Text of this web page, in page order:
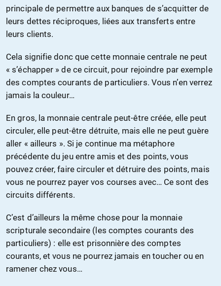
principale de permettre aux banques de s’acquitter de
leurs dettes réciproques, liées aux transferts entre
leurs clients.
Cela signifie donc que cette monnaie centrale ne peut
« s’échapper » de ce circuit, pour rejoindre par exemple
des comptes courants de particuliers. Vous n’en verrez
jamais la couleur…
En gros, la monnaie centrale peut-être créée, elle peut
circuler, elle peut-être détruite, mais elle ne peut guère
aller « ailleurs ». Si je continue ma métaphore
précédente du jeu entre amis et des points, vous
pouvez créer, faire circuler et détruire des points, mais
vous ne pourrez payer vos courses avec… Ce sont des
circuits différents.
C’est d’ailleurs la même chose pour la monnaie
scripturale secondaire (les comptes courants des
particuliers) : elle est prisonnière des comptes
courants, et vous ne pourrez jamais en toucher ou en
ramener chez vous…